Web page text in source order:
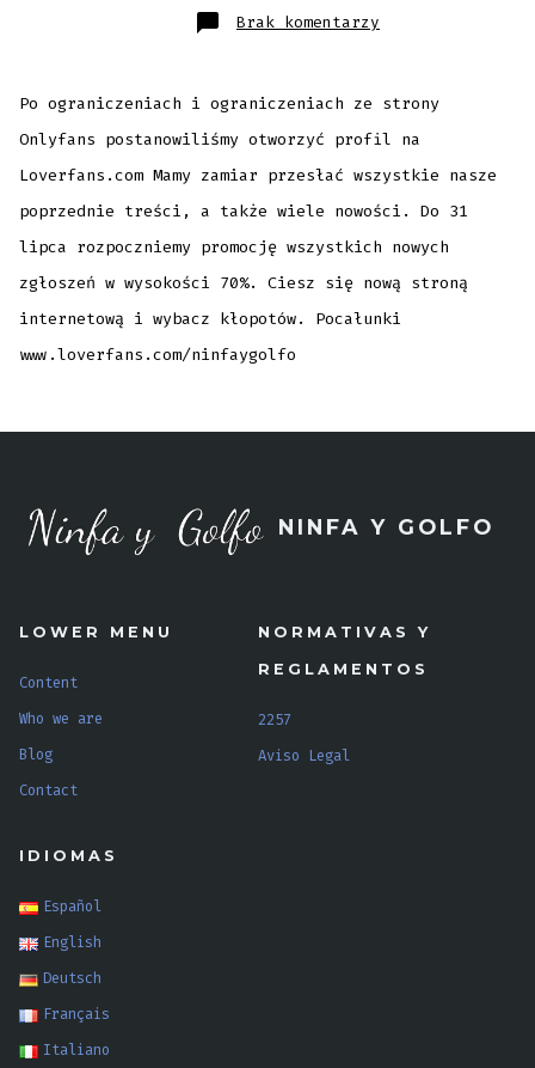
Brak komentarzy
Nowy
Po ograniczeniach i ograniczeniach ze strony
Onlyfans postanowiliśmy otworzyć profil na
Loverfans.com Mamy zamiar przesłać wszystkie nasze
poprzednie treści, a także wiele nowości. Do 31
lipca rozpoczniemy promocję wszystkich nowych
zgłoszeń w wysokości 70%. Ciesz się nową stroną
internetową i wybacz kłopotów. Pocałunki
www.loverfans.com/ninfaygolfo
NINFA Y GOLFO
LOWER MENU
Content
Who we are
Blog
Contact
NORMATIVAS Y
REGLAMENTOS
2257
Aviso Legal
IDIOMAS
Español
English
Deutsch
Français
Italiano